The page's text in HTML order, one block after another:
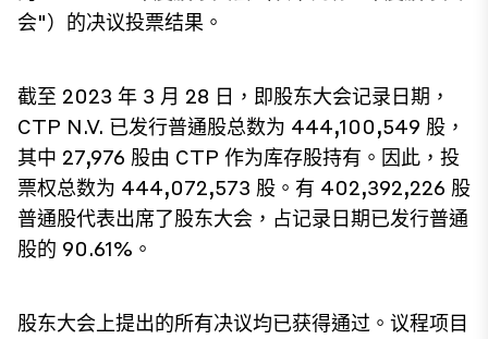
会"）的决议投票结果。
截至 2023 年 3 月 28 日，即股东大会记录日期，
CTP N.V. 已发行普通股总数为 444,100,549 股，
其中 27,976 股由 CTP 作为库存股持有。因此，投
票权总数为 444,072,573 股。有 402,392,226 股
普通股代表出席了股东大会，占记录日期已发行普通
股的 90.61%。
股东大会上提出的所有决议均已获得通过。议程项目